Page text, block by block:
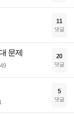
11
댓글
문제 20
댓글
5
댓글